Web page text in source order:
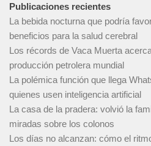
Publicaciones recientes
La bebida nocturna que podría
beneficios para la salud cerebral
Los récords de Vaca Muerta
producción petrolera mundial
La polémica función que llega
quienes usen inteligencia artificial
La casa de la pradera: volvió la
miradas sobre los colonos
Los días no alcanzan: cómo el